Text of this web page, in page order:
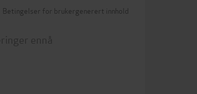
Betingelser for brukergenerert innhold
ennå